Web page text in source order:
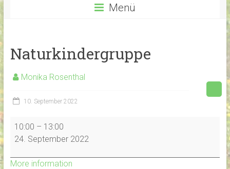
Menü
Naturkindergruppe
Monika Rosenthal
10. September 2022
10:00 – 13:00
24. September 2022
More information